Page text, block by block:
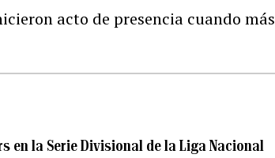
acto de presencia cuando más
en la Serie Divisional de la Liga Nacional